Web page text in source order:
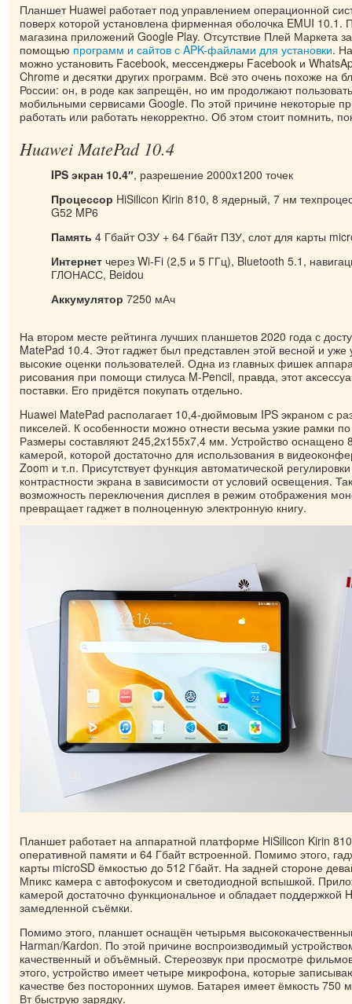
Планшет Huawei работает под управлением операционной
поверх которой установлена фирменная оболочка EMUI 10.1.
магазина приложений Google Play. Отсутствие Плей Маркета
помощью программ и сайтов с APK-файлами для установки.
можно установить Facebook, мессенджеры Facebook и
Chrome и десятки других программ. Всё это очень похоже на
России: он, в роде как запрещён, но им продолжают
мобильными сервисами Google. По этой причине некоторые
работать или работать некорректно. Об этом стоит помнить,
Huawei MatePad 10.4
IPS экран 10.4″, разрешение 2000x1200 точек
Процессор HiSilicon Kirin 810, 8 ядерный, 7 нм
G52 MP6
Память 4 Гбайт ОЗУ + 64 Гбайт ПЗУ, слот для карты
Интернет через Wi-Fi (2,5 и 5 ГГц), Bluetooth 5.1,
ГЛОНАСС, Beidou
Аккумулятор 7250 мАч
На втором месте рейтинга лучших планшетов 2020 года с
MatePad 10.4. Этот гаджет был представлен этой весной и уже
высокие оценки пользователей. Одна из главных фишек
рисования при помощи стилуса M-Pencil, правда, этот
поставки. Его придётся покупать отдельно.
Huawei MatePad располагает 10,4-дюймовым IPS экраном с
пикселей. К особенности можно отнести весьма узкие рамки
Размеры составляют 245,2x155x7,4 мм. Устройство оснащено
камерой, которой достаточно для использования в
Zoom и т.п. Присутствует функция автоматической
контрастности экрана в зависимости от условий освещения.
возможность переключения дисплея в режим отображения
превращает гаджет в полноценную электронную книгу.
Планшет работает на аппаратной платформе HiSilicon Kirin
оперативной памяти и 64 Гбайт встроенной. Помимо этого,
карты microSD ёмкостью до 512 Гбайт. На задней стороне
Мпикс камера с автофокусом и светодиодной вспышкой.
камерой достаточно функциональное и обладает поддержкой
замедленной съёмки.
Помимо этого, планшет оснащён четырьмя
Harman/Kardon. По этой причине воспроизводимый
качественный и объёмный. Стереозвук при просмотре
этого, устройство имеет четыре микрофона, которые
качестве без посторонних шумов. Батарея имеет ёмкость 750
Вт быструю зарядку.